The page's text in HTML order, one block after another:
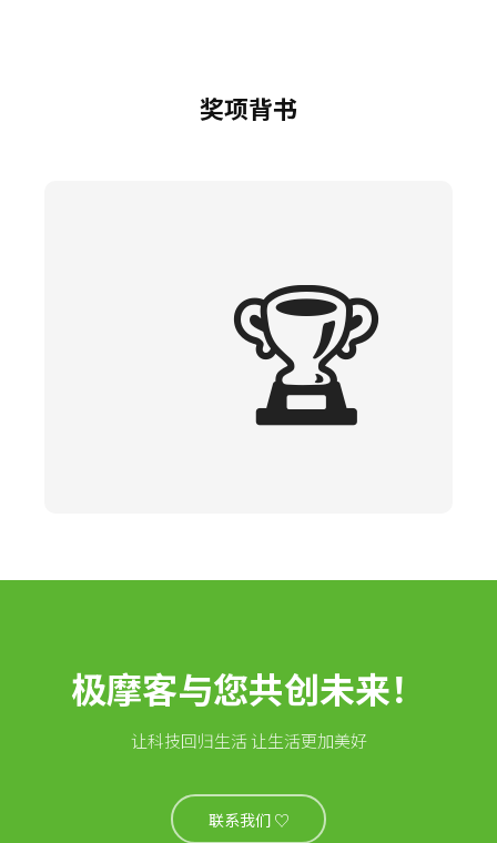
奖项背书
🏆
极摩客与您共创未来！
让科技回归生活 让生活更加美好
联系我们 ♡